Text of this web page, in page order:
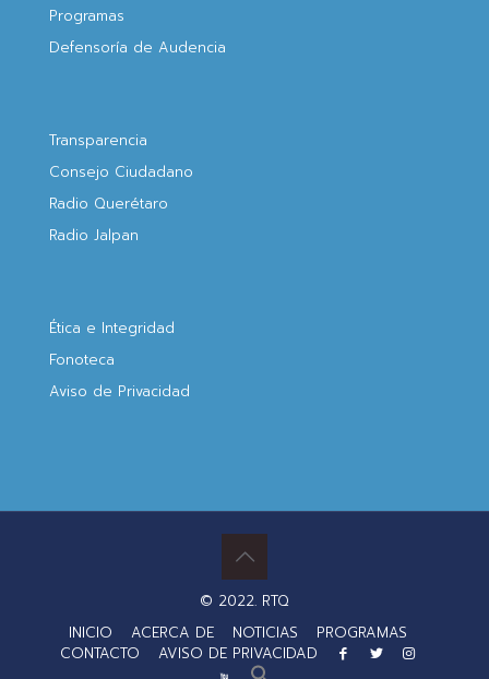
Programas
Defensoría de Audencia
Transparencia
Consejo Ciudadano
Radio Querétaro
Radio Jalpan
Ética e Integridad
Fonoteca
Aviso de Privacidad
© 2022. RTQ
INICIO
ACERCA DE NOTICIAS
PROGRAMAS
CONTACTO
AVISO DE PRIVACIDAD